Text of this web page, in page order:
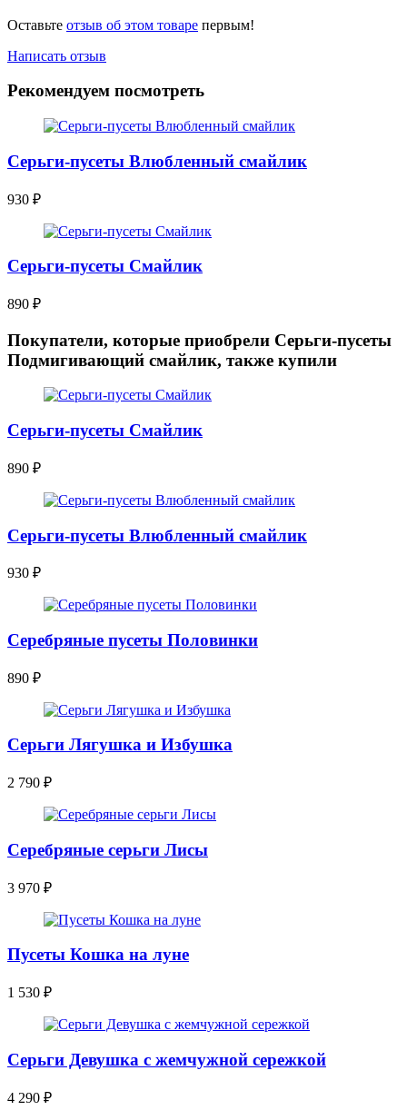
Оставьте отзыв об этом товаре первым!
Написать отзыв
Рекомендуем посмотреть
Серьги-пусеты Влюбленный смайлик
930 ₽
Серьги-пусеты Смайлик
890 ₽
Покупатели, которые приобрели Серьги-пусеты
Подмигивающий смайлик, также купили
Серьги-пусеты Смайлик
890 ₽
Серьги-пусеты Влюбленный смайлик
930 ₽
Серебряные пусеты Половинки
890 ₽
Серьги Лягушка и Избушка
2 790 ₽
Серебряные серьги Лисы
3 970 ₽
Пусеты Кошка на луне
1 530 ₽
Серьги Девушка с жемчужной сережкой
4 290 ₽